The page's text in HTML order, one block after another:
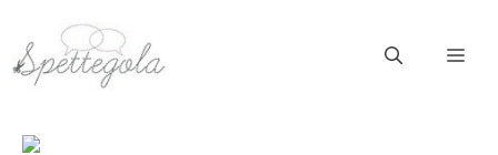
contenuto